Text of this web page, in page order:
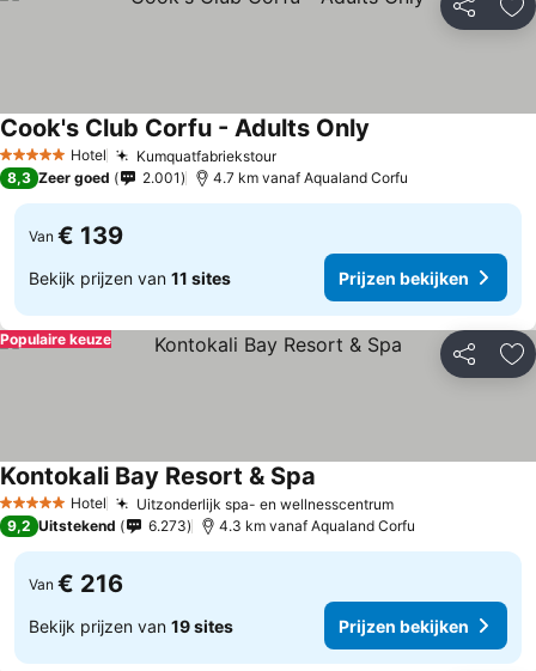
Delen
5 Sterren Hotel Kumquatfabriekstour
Cook's Club Corfu - Adults Only
8,3 Zeer goed 2.001 4.7 km vanaf Aqualand Corfu
Van € 139
Bekijk prijzen van 11 sites Prijzen bekijken
Delen
Populaire keuze
5 Sterren Hotel Uitzonderlijk spa- en wellnesscentrum
Kontokali Bay Resort & Spa
9,2 Uitstekend 6.273 4.3 km vanaf Aqualand Corfu
Van € 216
Bekijk prijzen van 19 sites Prijzen bekijken